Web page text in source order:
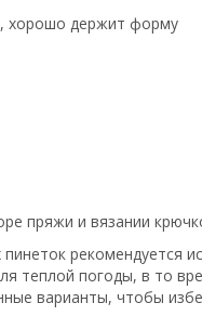
хорошо держит форму
пряжи и вязании
пинеток рекомендуется
теплой погоды, в то
варианты, чтобы